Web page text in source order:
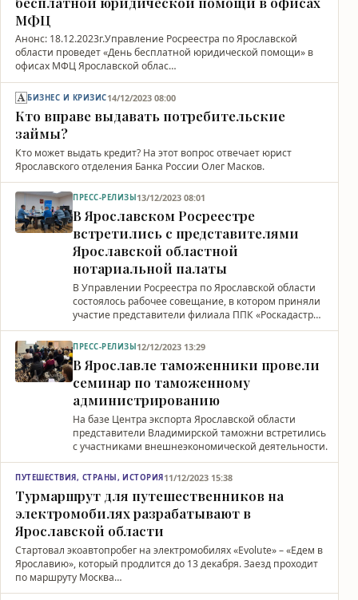
МФЦ
Анонс: 18.12.2023г.Управление Росреестра по Ярославской
области проведет «День бесплатной юридической помощи» в
офисах МФЦ Ярославской облас…
БИЗНЕС И КРИЗИС14/12/2023 08:00
Кто вправе выдавать потребительские
займы?
Кто может выдать кредит? На этот вопрос отвечает юрист
Ярославского отделения Банка России Олег Масков.
ПРЕСС-РЕЛИЗЫ 13/12/2023 08:01
В Ярославском Росреестре
встретились с представителями
Ярославской областной
нотариальной палаты
В Управлении Росреестра по Ярославской области
состоялось рабочее совещание, в котором приняли
участие представители филиала ППК «Роскадастр…
ПРЕСС-РЕЛИЗЫ12/12/2023 13:29
В Ярославле таможенники провели
семинар по таможенному
администрированию
На базе Центра экспорта Ярославской области
представители Владимирской таможни встретились
с участниками внешнеэкономической деятельности.
ПУТЕШЕСТВИЯ, СТРАНЫ, ИСТОРИЯ11/12/2023 15:38
Турмаршрут для путешественников на
электромобилях разрабатывают в
Ярославской области
Стартовал экоавтопробег на электромобилях «Evolute» – «Едем в
Ярославию», который продлится до 13 декабря. Заезд проходит
по маршруту Москва…